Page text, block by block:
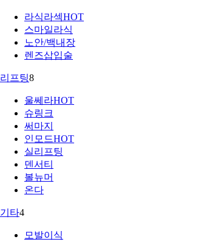
라식라섹HOT
스마일라식
노안/백내장
렌즈삽입술
리프팅8
울쎄라HOT
슈링크
써마지
인모드HOT
실리프팅
덴서티
볼뉴머
온다
기타4
모발이식